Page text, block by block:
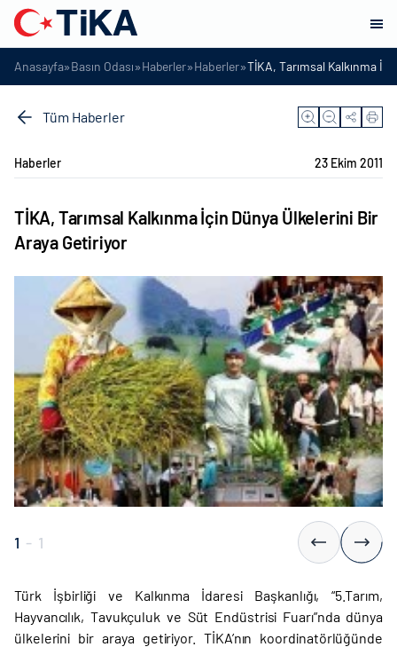
Anasayfa»Basın Odası»Haberler»Haberler»TİKA, Tarımsal Kalkınma
Tüm Haberler
Haberler 23 Ekim 2011
TİKA, Tarımsal Kalkınma İçin Dünya Ülkelerini Bir
Araya Getiriyor
1 - 1
Türk İşbirliği ve Kalkınma İdaresi Başkanlığı, “5.Tarım,
Hayvancılık, Tavukçuluk ve Süt Endüstrisi Fuarı”nda dünya
ülkelerini bir araya getiriyor. TİKA’nın koordinatörlüğünde